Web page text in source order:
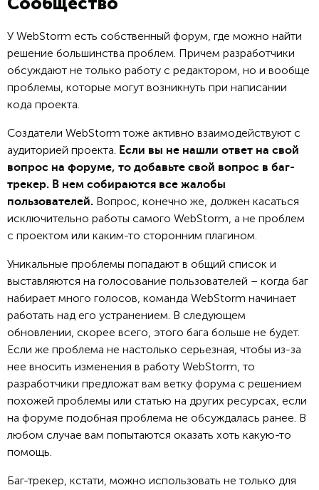
У WebStorm есть собственный форум, где можно найти
решение большинства проблем. Причем разработчики
обсуждают не только работу с редактором, но и вообще
проблемы, которые могут возникнуть при написании
кода проекта.
Создатели WebStorm тоже активно взаимодействуют с
аудиторией проекта. Если вы не нашли ответ на свой
вопрос на форуме, то добавьте свой вопрос в баг-
трекер. В нем собираются все жалобы
пользователей. Вопрос, конечно же, должен касаться
исключительно работы самого WebStorm, а не проблем
с проектом или каким-то сторонним плагином.
Уникальные проблемы попадают в общий список и
выставляются на голосование пользователей – когда баг
набирает много голосов, команда WebStorm начинает
работать над его устранением. В следующем
обновлении, скорее всего, этого бага больше не будет.
Если же проблема не настолько серьезная, чтобы из-за
нее вносить изменения в работу WebStorm, то
разработчики предложат вам ветку форума с решением
похожей проблемы или статью на других ресурсах, если
на форуме подобная проблема не обсуждалась ранее. В
любом случае вам попытаются оказать хоть какую-то
помощь.
Баг-трекер, кстати, можно использовать не только для